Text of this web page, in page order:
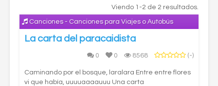
Viendo 1-2 de 2 resultados.
Canciones - Canciones para Viajes o Autobús
La carta del paracaidista
0 0 8568 (-)
Caminando por el bosque, laralara Entre entre flores
vi que había, uuuuaaaauuu Una carta